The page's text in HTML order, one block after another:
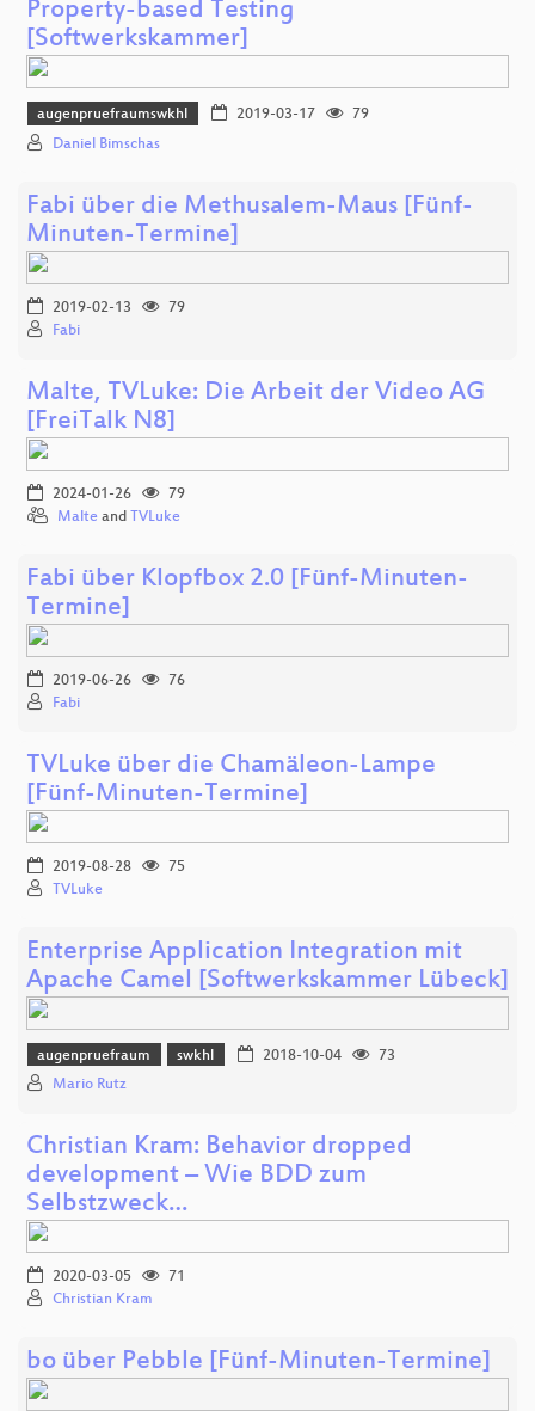
Property-based Testing
[Softwerkskammer]
augenpruefraumswkhl 2019-03-17
79
Daniel Bimschas
Fabi über die Methusalem-Maus [Fünf-
Minuten-Termine]
2019-02-13
79
Fabi
Malte, TVLuke: Die Arbeit der Video AG
[FreiTalk N8]
2024-01-26
79
Malte and TVLuke
Fabi über Klopfbox 2.0 [Fünf-Minuten-
Termine]
2019-06-26
76
Fabi
TVLuke über die Chamäleon-Lampe
[Fünf-Minuten-Termine]
2019-08-28
75
TVLuke
Enterprise Application Integration mit
Apache Camel [Softwerkskammer Lübeck]
augenpruefraum swkhl 2018-10-04
73
Mario Rutz
Christian Kram: Behavior dropped
development – Wie BDD zum
Selbstzweck…
2020-03-05
71
Christian Kram
bo über Pebble [Fünf-Minuten-Termine]